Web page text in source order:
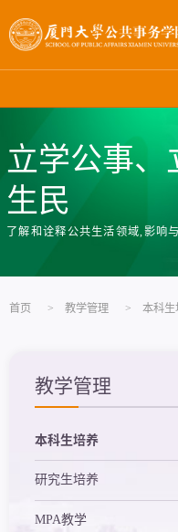
立学公事、
生民
了解和诠释公共生活领域,影响
首页 > 教学管理 > 本科生
教学管理
本科生培养
研究生培养
MPA教学